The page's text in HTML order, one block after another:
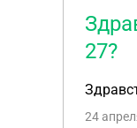
27?
24